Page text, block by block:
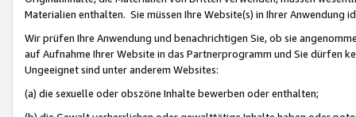
Materialien enthalten. Sie müssen Ihre Website(s) in Ihrer Anwendung
Wir prüfen Ihre Anwendung und benachrichtigen Sie, ob sie
auf Aufnahme Ihrer Website in das Partnerprogramm und Sie dürfen
Ungeeignet sind unter anderem Websites:
(a) die sexuelle oder obszöne Inhalte bewerben oder enthalten;